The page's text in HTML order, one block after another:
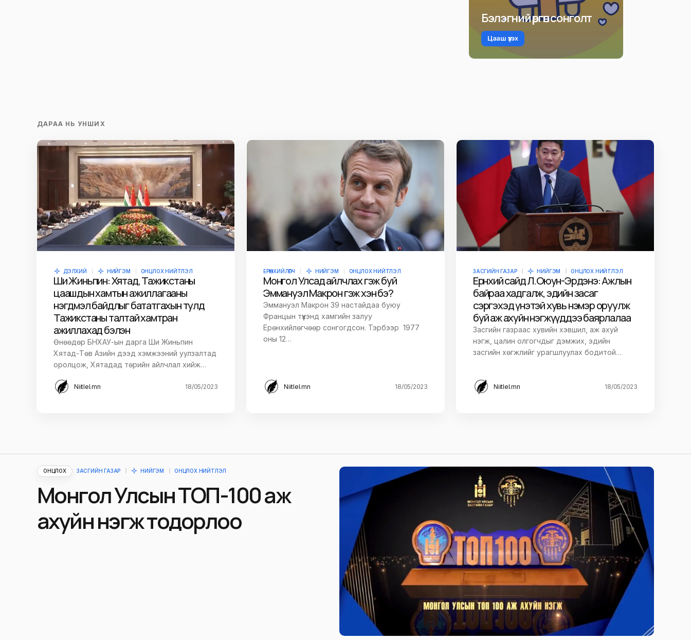
Бэлэгний өргөн сонголт
Цааш үзэх
ДАРАА НЬ УНШИХ
ДЭЛХИЙ НИЙГЭМ ОНЦЛОХ НИЙТЛЭЛ
Ши Жиньпин: Хятад, Тажикстаны
цаашдын хамтын ажиллагааны
нэгдмэл байдлыг бататгахын тулд
Тажикстаны талтай хамтран
ажиллахад бэлэн
Өнөөдөр БНХАУ-ын дарга Ши Жиньпин
Хятад-Төв Азийн дээд хэмжээний уулзалтад
оролцож, Хятадад төрийн айлчлал хийж…
Niitlel.mn 18/05/2023
ЕРӨНХИЙЛӨГЧ НИЙГЭМ ОНЦЛОХ НИЙТЛЭЛ
Монгол Улсад айлчлах гэж буй
Эммануэл Макрон гэж хэн бэ?
Эммануэл Макрон 39 настайдаа буюу
Францын түүхэнд хамгийн залуу
Ерөнхийлөгчөөр сонгогдсон. Тэрбээр 1977
оны 12…
Niitlel.mn 18/05/2023
ЗАСГИЙН ГАЗАР НИЙГЭМ ОНЦЛОХ НИЙТЛЭЛ
Ерөнхий сайд Л.Оюун-Эрдэнэ: Ажлын
байраа хадгалж, эдийн засаг
сэргэхэд үнэтэй хувь нэмэр оруулж
буй аж ахуйн нэгжүүддээ баярлалаа
Засгийн газраас хувийн хэвшил, аж ахуй
нэгж, цалин олгогчдыг дэмжих, эдийн
засгийн хөгжлийг урагшлуулах бодитой…
Niitlel.mn 18/05/2023
ОНЦЛОХ ЗАСГИЙН ГАЗАР НИЙГЭМ ОНЦЛОХ НИЙТЛЭЛ
Монгол Улсын ТОП-100 аж
ахуйн нэгж тодорлоо